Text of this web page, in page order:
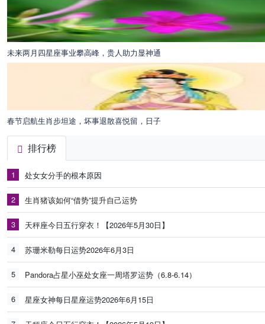
未来两月四星座事业攀高峰，贵人助力显神通
春节启航生肖步坦途，坏事退散喜悦留，日子
排行榜
1 处女女分手的根本原因
2 生肖猪该如何“借势”提升自己运势
3 天秤座今日五行穿衣！【2026年5月30日】
4 苏珊米勒每日运势2026年6月3日
5 Pandora占星小巫处女座一周塔罗运势（6.8-6.14）
6 星座女神每日星座运势2026年6月15日